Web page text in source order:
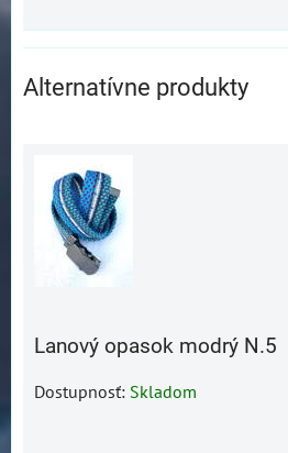
Alternatívne produkty
Lanový opasok modrý N.5
Dostupnosť: Skladom